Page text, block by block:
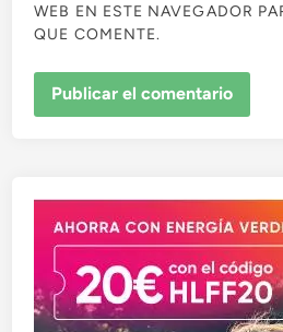
WEB EN ESTE NAVEGADOR
QUE COMENTE.